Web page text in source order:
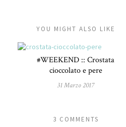
YOU MIGHT ALSO LIKE
#WEEKEND :: Crostata
cioccolato e pere
31 Marzo 2017
3 COMMENTS